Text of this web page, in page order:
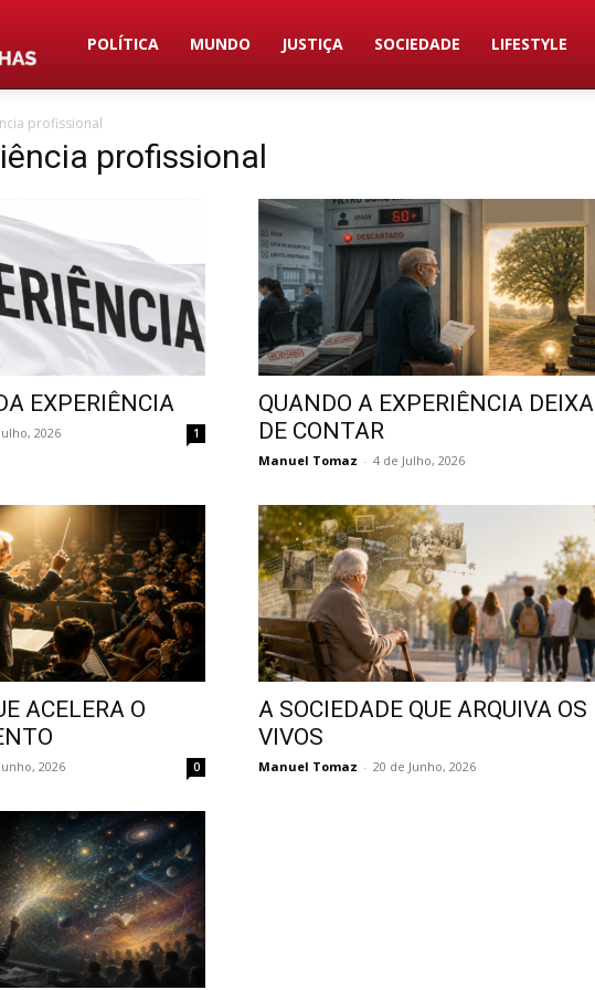
Duas
Linhas
POLÍTICA MUNDO JUSTIÇA SOCIEDADE LIFESTYLE
profissional
profissional
EXPERIÊNCIA
2026 1
QUANDO A EXPERIÊNCIA DEIXA
DE CONTAR
Manuel Tomaz - 4 de Julho, 2026
ACELERA O
2026 0
A SOCIEDADE QUE ARQUIVA OS
VIVOS
Manuel Tomaz - 20 de Junho, 2026